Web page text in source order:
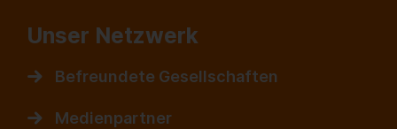
Unser Netzwerk
Befreundete Gesellschaften
Medienpartner